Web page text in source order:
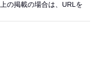
の掲載の場合は、URLを